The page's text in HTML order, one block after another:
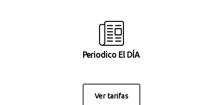
Periodico El DÍA
Ver tarifas